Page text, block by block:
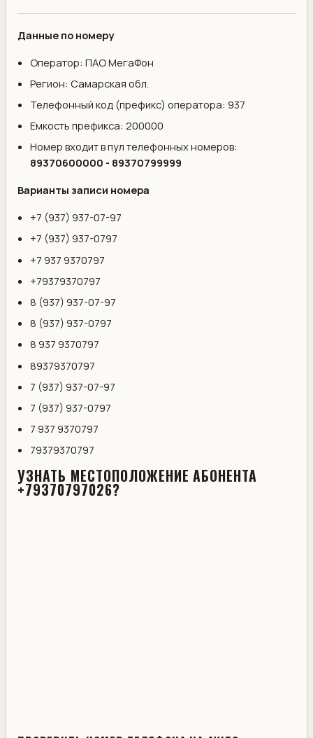
Данные по номеру
Оператор: ПАО МегаФон
Регион: Самарская обл.
Телефонный код (префикс) оператора: 937
Емкость префикса: 200000
Номер входит в пул телефонных номеров:
89370600000 - 89370799999
Варианты записи номера
+7 (937) 937-07-97
+7 (937) 937-0797
+7 937 9370797
+79379370797
8 (937) 937-07-97
8 (937) 937-0797
8 937 9370797
89379370797
7 (937) 937-07-97
7 (937) 937-0797
7 937 9370797
79379370797
УЗНАТЬ МЕСТОПОЛОЖЕНИЕ АБОНЕНТА
+79370797026?